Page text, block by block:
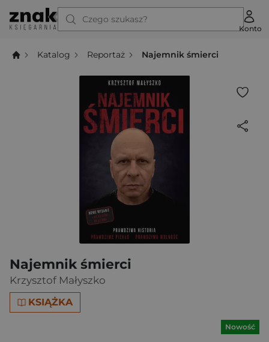
Czego szukasz?
Konto
Katalog Reportaż Najemnik śmierci
Najemnik śmierci
Krzysztof Małyszko
KSIĄŻKA
Nowość